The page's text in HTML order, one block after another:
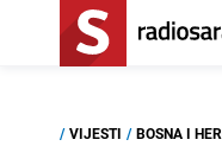
/ VIJESTI / BOSNA I